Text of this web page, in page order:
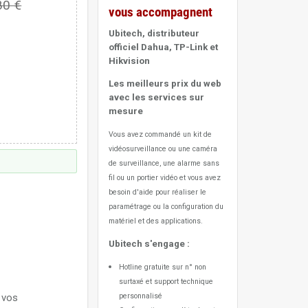
€ vous accompagnent
Ubitech, distributeur
officiel Dahua, TP-Link et
Hikvision
Les meilleurs prix du web
avec les services sur
mesure
Vous avez commandé un kit de
vidéosurveillance ou une caméra
de surveillance, une alarme sans
fil ou un portier vidéo et vous avez
besoin d'aide pour réaliser le
paramétrage ou la configuration du
matériel et des applications.
Ubitech s'engage :
Hotline gratuite sur n° non
surtaxé et support technique
personnalisé